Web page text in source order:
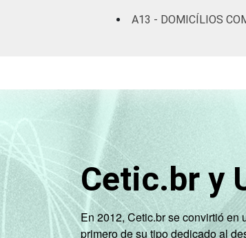
tecnologias de
A13 - DOMICÍLIOS
Cetic.br y
En 2012, Cetic.br se convirtió
primero de su tipo dedicado al